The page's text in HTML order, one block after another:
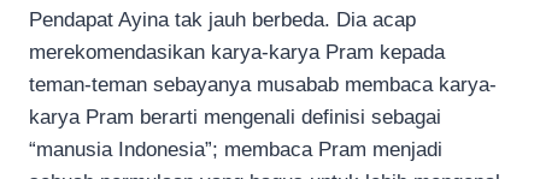
Pendapat Ayina tak jauh berbeda. Dia acap
merekomendasikan karya-karya Pram kepada
teman-teman sebayanya musabab membaca karya-
karya Pram berarti mengenali definisi sebagai
“manusia Indonesia”; membaca Pram menjadi